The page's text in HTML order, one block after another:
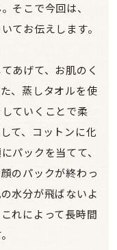
そこで今回は、
てお伝えします。
あげて、お肌のく
、蒸しタオルを使
ていくことで柔
て、コットンに化
パックを当てて、
のパックが終わっ
水分が飛ばないよ
れによって長時間